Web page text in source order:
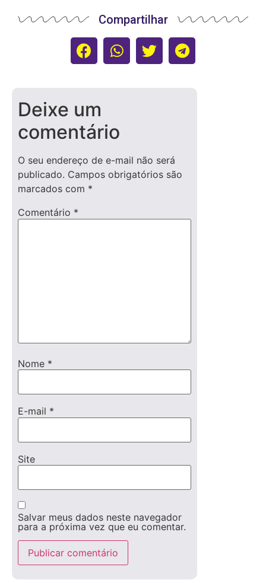
Compartilhar
Deixe um
comentário
O seu endereço de e-mail não será
publicado. Campos obrigatórios são
marcados com *
Comentário *
Nome *
E-mail *
Site
Salvar meus dados neste navegador
para a próxima vez que eu comentar.